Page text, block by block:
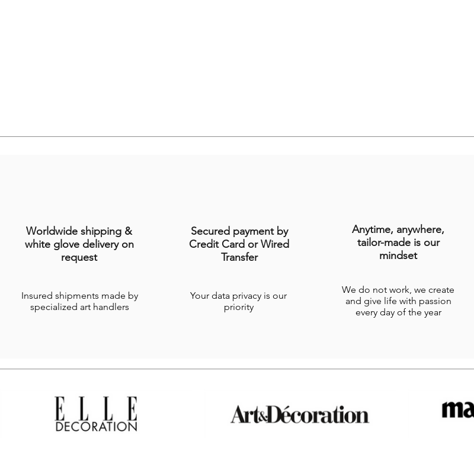
Worldwide shipping &
white glove delivery on
request
Insured shipments made by
specialized art handlers
Secured payment by
Credit Card or Wired
Transfer
Your data privacy is our
priority
Anytime, anywhere,
tailor-made is our
mindset
We do not work, we create
and give life with passion
every day of the year